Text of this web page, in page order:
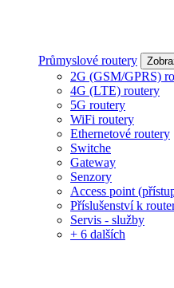
Průmyslové routery
2G (GSM/GPRS)
4G (LTE) routery
5G routery
WiFi routery
Ethernetové routery
Switche
Gateway
Senzory
Access point
Příslušenství k
Servis - služby
+ 6 dalších